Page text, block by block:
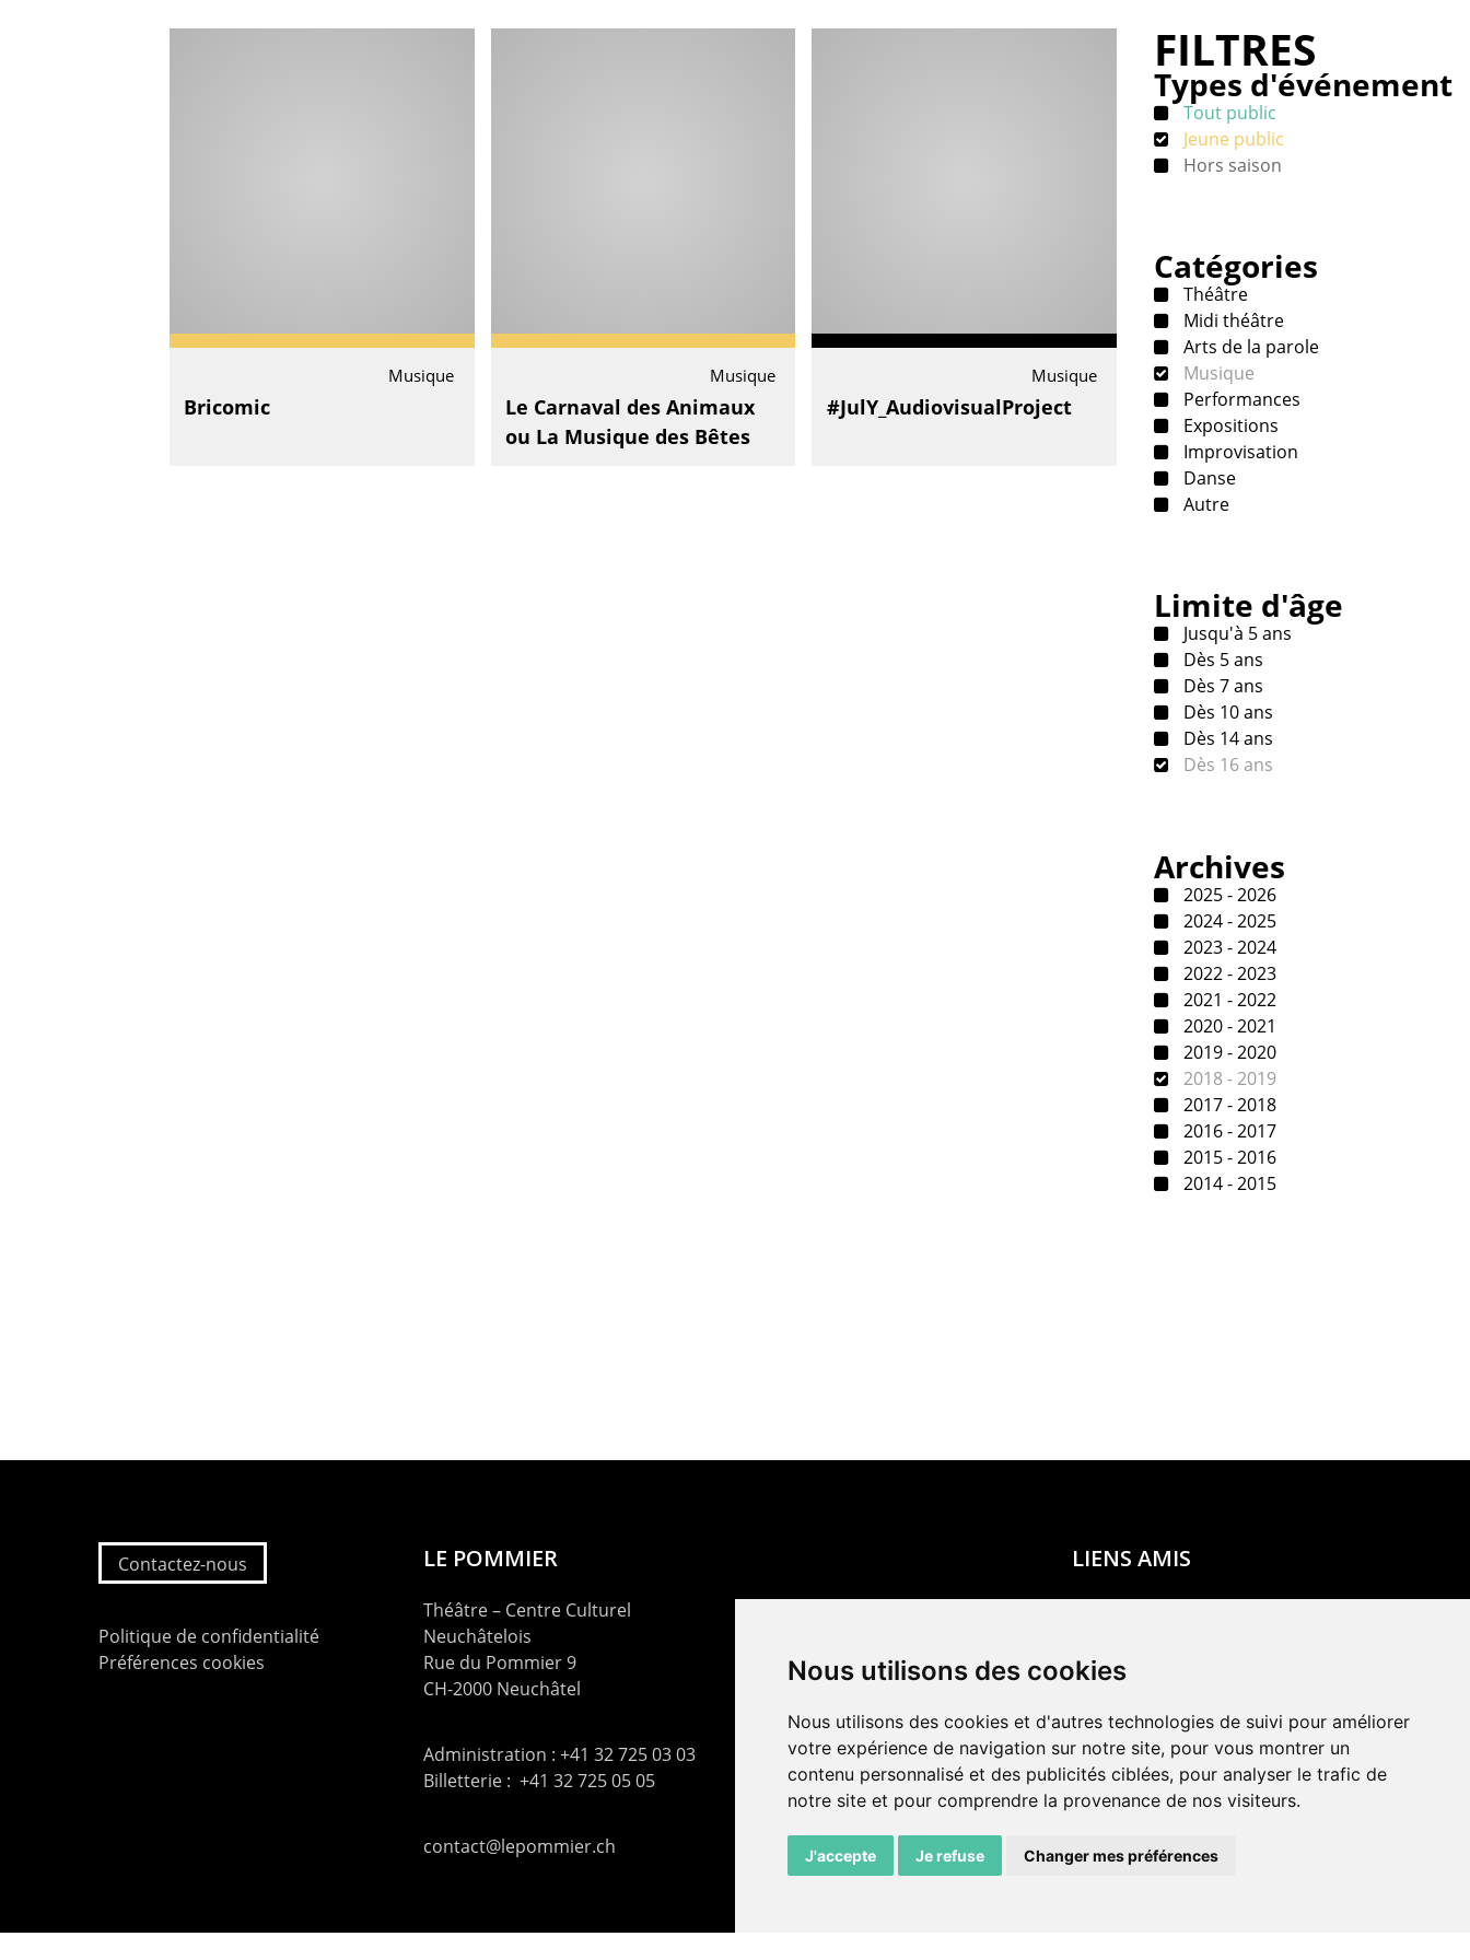
Nous utilisons des cookies
Nous utilisons des cookies et d'autres technologies de suivi pour améliorer
votre expérience de navigation sur notre site, pour vous montrer un
contenu personnalisé et des publicités ciblées, pour analyser le trafic de
notre site et pour comprendre la provenance de nos visiteurs.
J'accepte Je refuse Changer mes préférences
Musique
Bricomic
Musique
Le Carnaval des Animaux
ou La Musique des Bêtes
Musique
#JulY_AudiovisualProject
FILTRES
Types d'événement
Tout public
Jeune public
Hors saison
Catégories
Théâtre
Midi théâtre
Arts de la parole
Musique
Performances
Expositions
Improvisation
Danse
Autre
Limite d'âge
Jusqu'à 5 ans
Dès 5 ans
Dès 7 ans
Dès 10 ans
Dès 14 ans
Dès 16 ans
Archives
2025 - 2026
2024 - 2025
2023 - 2024
2022 - 2023
2021 - 2022
2020 - 2021
2019 - 2020
2018 - 2019
2017 - 2018
2016 - 2017
2015 - 2016
2014 - 2015
Contactez-nous
Politique de confidentialité
Préférences cookies
LE POMMIER
Théâtre – Centre Culturel
Neuchâtelois
Rue du Pommier 9
CH-2000 Neuchâtel
Administration : +41 32 725 03 03
Billetterie : +41 32 725 05 05
contact@lepommier.ch
LIENS AMIS